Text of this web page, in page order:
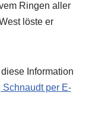
Ringen aller
löste er
Information
Schnaudt per E-